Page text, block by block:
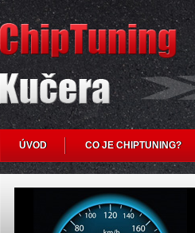
ÚVOD CO JE CHIPTUNING?